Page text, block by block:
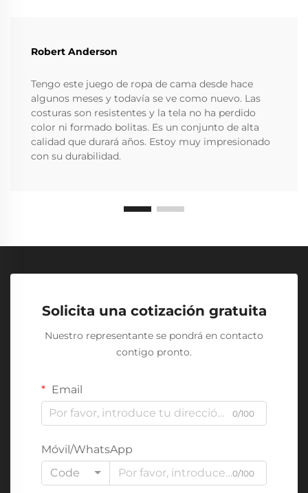
Robert Anderson
Tengo este juego de ropa de cama desde hace
algunos meses y todavía se ve como nuevo. Las
costuras son resistentes y la tela no ha perdido
color ni formado bolitas. Es un conjunto de alta
calidad que durará años. Estoy muy impresionado
con su durabilidad.
Solicita una cotización gratuita
Nuestro representante se pondrá en contacto
contigo pronto.
Email
0/100
Móvil/WhatsApp
Code
0/100